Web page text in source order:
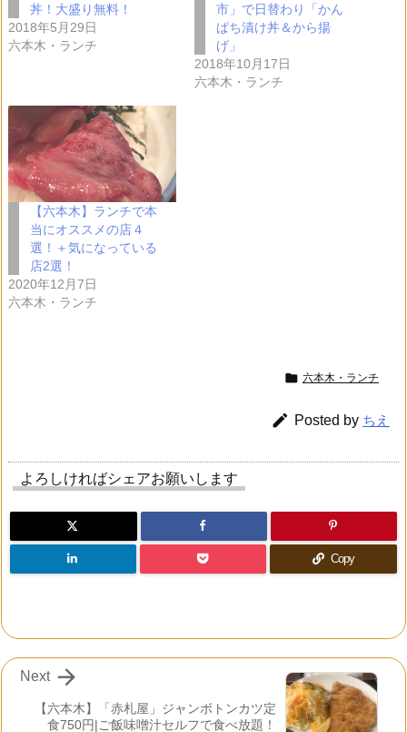
丼！大盛り無料！
2018年5月29日
六本木・ランチ
市」で日替わり「かん
ぱち漬け丼＆から揚
げ」
2018年10月17日
六本木・ランチ
【六本木】ランチで本
当にオススメの店４
選！＋気になっている
店2選！
2020年12月7日
六本木・ランチ
 六本木・ランチ
 Posted by ちえ
よろしければシェアお願いします
Copy
【六本木】「赤札屋」ジャンボトンカツ定
食750円|ご飯味噌汁セルフで食べ放題！

Next